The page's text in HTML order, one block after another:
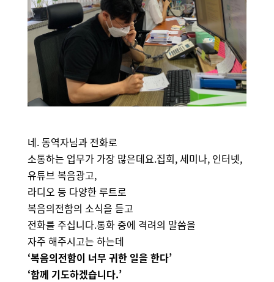
네. 동역자님과 전화로
소통하는 업무가 가장 많은데요.집회, 세미나, 인터넷,
유튜브 복음광고,
라디오 등 다양한 루트로
복음의전함의 소식을 듣고
전화를 주십니다.통화 중에 격려의 말씀을
자주 해주시고는 하는데
‘복음의전함이 너무 귀한 일을 한다’
‘함께 기도하겠습니다.’